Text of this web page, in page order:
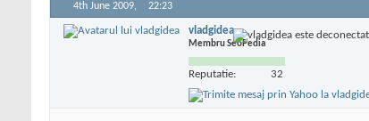
4th June 2009, 22:23
vladgidea
Membru SeoPedia
Reputatie: 32